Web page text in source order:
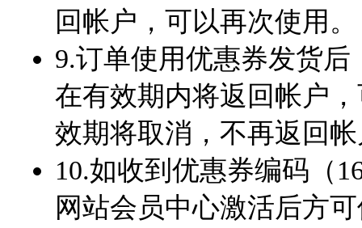
回帐户，可以再次使用。
9.订单使用优惠券发货
在有效期内将返回帐户
效期将取消，不再返回
10.如收到优惠券编码（
网站会员中心激活后方